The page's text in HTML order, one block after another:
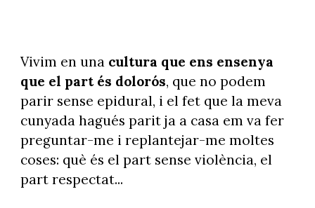
Vivim en una cultura que ens ensenya
que el part és dolorós, que no podem
parir sense epidural, i el fet que la meva
cunyada hagués parit ja a casa em va fer
preguntar-me i replantejar-me moltes
coses: què és el part sense violència, el
part respectat...